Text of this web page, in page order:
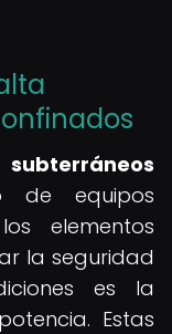
de equipos
elementos
la seguridad
es la
Estas